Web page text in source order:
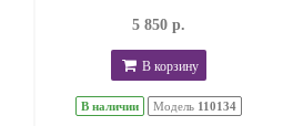
5 850 р.
В корзину
В наличии Модель 110134